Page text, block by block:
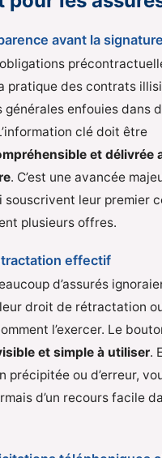
avant la signature
pratique des contrats
enfouies dans
clé doit être
et délivrée
. C’est une avancée
souscrivent leur premier
plusieurs offres.
effectif
d’assurés
leur droit de rétractation
l’exercer. Le
et simple à utiliser.
précipitée ou d’erreur,
d’un recours facile